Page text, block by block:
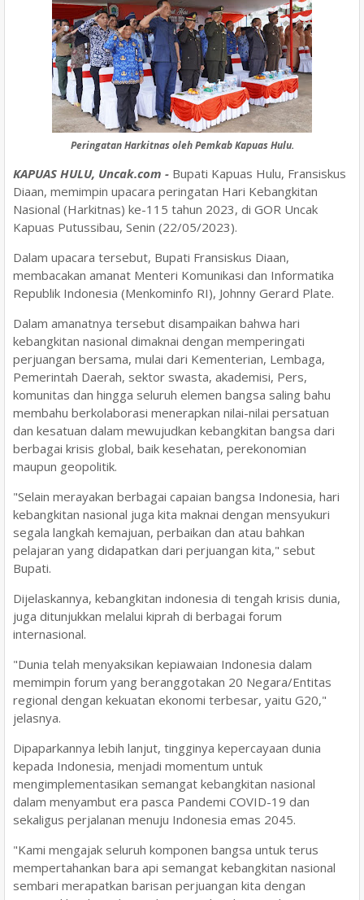
Peringatan Harkitnas oleh Pemkab Kapuas Hulu.
KAPUAS HULU, Uncak.com - Bupati Kapuas Hulu, Fransiskus
Diaan, memimpin upacara peringatan Hari Kebangkitan
Nasional (Harkitnas) ke-115 tahun 2023, di GOR Uncak
Kapuas Putussibau, Senin (22/05/2023).
Dalam upacara tersebut, Bupati Fransiskus Diaan,
membacakan amanat Menteri Komunikasi dan Informatika
Republik Indonesia (Menkominfo RI), Johnny Gerard Plate.
Dalam amanatnya tersebut disampaikan bahwa hari
kebangkitan nasional dimaknai dengan memperingati
perjuangan bersama, mulai dari Kementerian, Lembaga,
Pemerintah Daerah, sektor swasta, akademisi, Pers,
komunitas dan hingga seluruh elemen bangsa saling bahu
membahu berkolaborasi menerapkan nilai-nilai persatuan
dan kesatuan dalam mewujudkan kebangkitan bangsa dari
berbagai krisis global, baik kesehatan, perekonomian
maupun geopolitik.
"Selain merayakan berbagai capaian bangsa Indonesia, hari
kebangkitan nasional juga kita maknai dengan mensyukuri
segala langkah kemajuan, perbaikan dan atau bahkan
pelajaran yang didapatkan dari perjuangan kita," sebut
Bupati.
Dijelaskannya, kebangkitan indonesia di tengah krisis dunia,
juga ditunjukkan melalui kiprah di berbagai forum
internasional.
"Dunia telah menyaksikan kepiawaian Indonesia dalam
memimpin forum yang beranggotakan 20 Negara/Entitas
regional dengan kekuatan ekonomi terbesar, yaitu G20,"
jelasnya.
Dipaparkannya lebih lanjut, tingginya kepercayaan dunia
kepada Indonesia, menjadi momentum untuk
mengimplementasikan semangat kebangkitan nasional
dalam menyambut era pasca Pandemi COVID-19 dan
sekaligus perjalanan menuju Indonesia emas 2045.
"Kami mengajak seluruh komponen bangsa untuk terus
mempertahankan bara api semangat kebangkitan nasional
sembari merapatkan barisan perjuangan kita dengan